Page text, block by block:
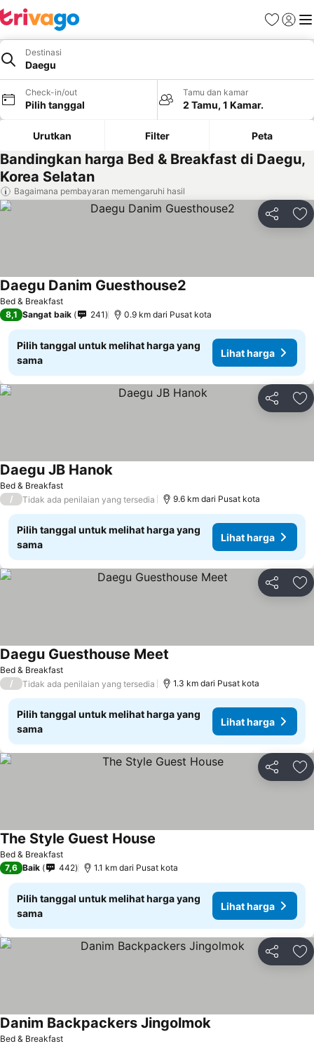
FavoritLogin
Destinasi
Daegu
Check-in/out
Pilih tanggal
Tamu dan kamar
2 Tamu, 1 Kamar.
Urutkan Filter Peta
Bandingkan harga Bed & Breakfast di Daegu,
Korea Selatan
Bagaimana pembayaran memengaruhi hasil
Bagikan
Bed & Breakfast
Daegu Danim Guesthouse2
8,1 Sangat baik 241 0.9 km dari Pusat kota
Pilih tanggal untuk melihat harga yang
sama
Lihat harga
Bagikan
Bed & Breakfast
Daegu JB Hanok
/ Tidak ada penilaian yang tersedia 9.6 km dari Pusat kota
Pilih tanggal untuk melihat harga yang
sama
Lihat harga
Bagikan
Bed & Breakfast
Daegu Guesthouse Meet
/ Tidak ada penilaian yang tersedia 1.3 km dari Pusat kota
Pilih tanggal untuk melihat harga yang
sama
Lihat harga
Bagikan
Bed & Breakfast
The Style Guest House
7,6 Baik 442 1.1 km dari Pusat kota
Pilih tanggal untuk melihat harga yang
sama
Lihat harga
Bagikan
Bed & Breakfast
Danim Backpackers Jingolmok